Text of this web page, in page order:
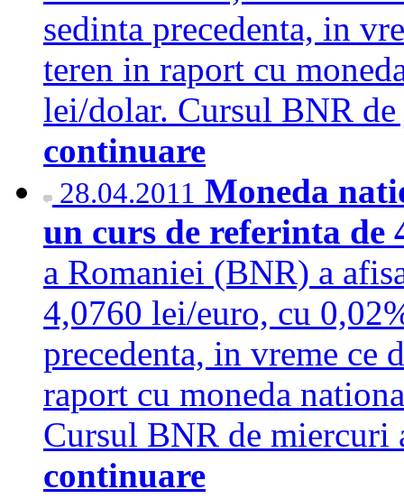
sedinta precedenta, in
teren in raport cu
lei/dolar. Cursul BNR
continuare
28.04.2011 Moneda
un curs de referinta de
a Romaniei (BNR) a
4,0760 lei/euro, cu
precedenta, in vreme ce
raport cu moneda
Cursul BNR de
continuare